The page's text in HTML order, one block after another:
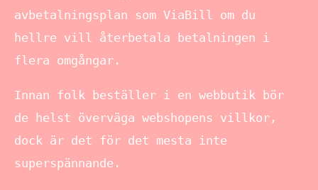
avbetalningsplan som ViaBill om du
hellre vill återbetala betalningen i
flera omgångar.
Innan folk beställer i en webbutik bör
de helst överväga webshopens villkor,
dock är det för det mesta inte
superspännande.